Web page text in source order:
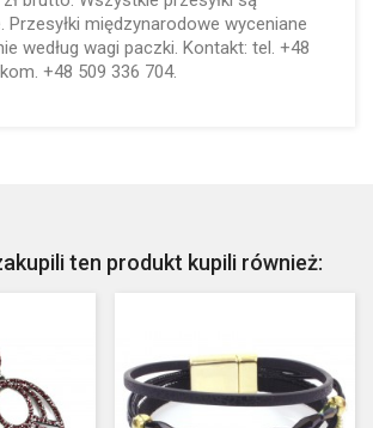
Przesyłki międzynarodowe wyceniane
według wagi paczki. Kontakt: tel. +48
+48 509 336 704.
ten produkt kupili również: